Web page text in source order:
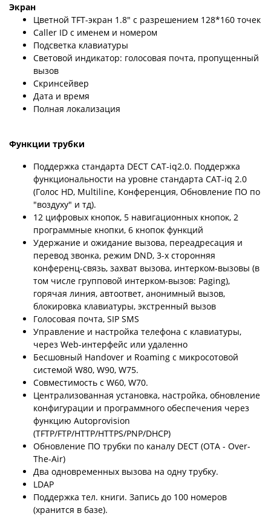
Экран
Цветной TFT-экран 1.8" с разрешением 128*160 точек
Caller ID с именем и номером
Подсветка клавиатуры
Световой индикатор: голосовая почта, пропущенный
вызов
Скринсейвер
Дата и время
Полная локализация
Функции трубки
Поддержка стандарта DECT CAT-iq2.0. Поддержка
функциональности на уровне стандарта CAT-iq 2.0
(Голос HD, Multiline, Конференция, Обновление ПО по
"воздуху" и тд).
12 цифровых кнопок, 5 навигационных кнопок, 2
программные кнопки, 6 кнопок функций
Удержание и ожидание вызова, переадресация и
перевод звонка, режим DND, 3-х сторонняя
конференц-связь, захват вызова, интерком-вызовы (в
том числе групповой интерком-вызов: Paging),
горячая линия, автоответ, анонимный вызов,
блокировка клавиатуры, экстренный вызов
Голосовая почта, SIP SMS
Управление и настройка телефона с клавиатуры,
через Web-интерфейс или удаленно
Бесшовный Handover и Roaming с микросотовой
системой W80, W90, W75.
Совместимость с W60, W70.
Централизованная установка, настройка, обновление
конфигурации и программного обеспечения через
функцию Autoprovision
(TFTP/FTP/HTTP/HTTPS/PNP/DHCP)
Обновление ПО трубки по каналу DECT (OTA - Over-
The-Air)
Два одновременных вызова на одну трубку.
LDAP
Поддержка тел. книги. Запись до 100 номеров
(хранится в базе).